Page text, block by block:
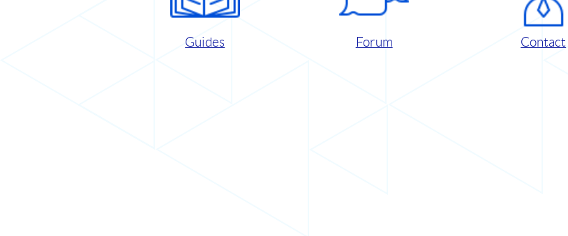
Guides Forum Contact